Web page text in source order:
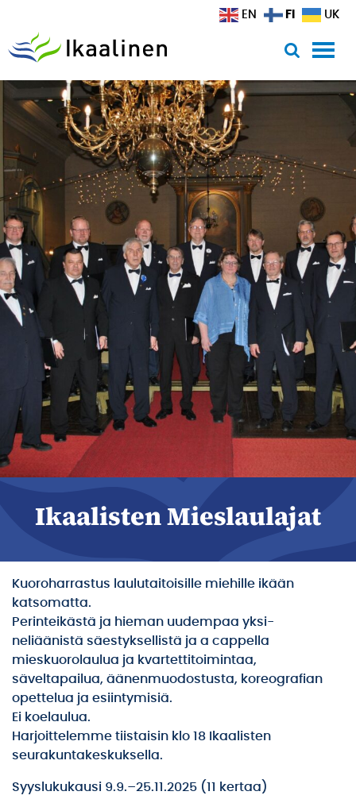
Ikaalisten Mieslaulajat
Kuoroharrastus laulutaitoisille miehille ikään
katsomatta.
Perinteikästä ja hieman uudempaa yksi-
neliäänistä säestyksellistä ja a cappella
mieskuorolaulua ja kvartettitoimintaa,
säveltapailua, äänenmuodostusta, koreografian
opettelua ja esiintymisiä.
Ei koelaulua.
Harjoittelemme tiistaisin klo 18 Ikaalisten
seurakuntakeskuksella.
Syyslukukausi 9.9.–25.11.2025 (11 kertaa)
EN FI UK